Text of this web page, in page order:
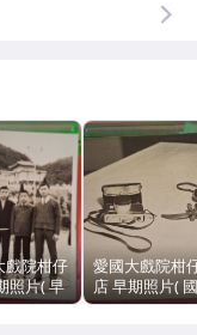
戲院柑仔
照片( 早
紀念合影
愛國大戲院柑
店 早期照片( 國
立臺灣大學土